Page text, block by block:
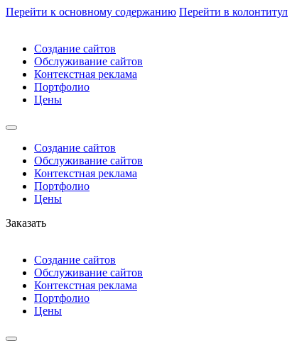
Перейти к основному содержанию Перейти в колонтитул
Создание сайтов
Обслуживание сайтов
Контекстная реклама
Портфолио
Цены
Создание сайтов
Обслуживание сайтов
Контекстная реклама
Портфолио
Цены
Заказать
Создание сайтов
Обслуживание сайтов
Контекстная реклама
Портфолио
Цены